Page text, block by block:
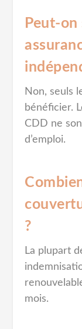
Peut-
Non, seuls
bénéficier.
CDD ne
d’emploi.
?
La plupart
mois.